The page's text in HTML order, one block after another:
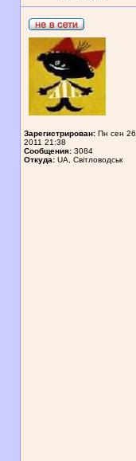
Зарегистрирован: Пн сен 26,
2011 21:38
Сообщения: 3084
Откуда: UA, Свiтловодськ